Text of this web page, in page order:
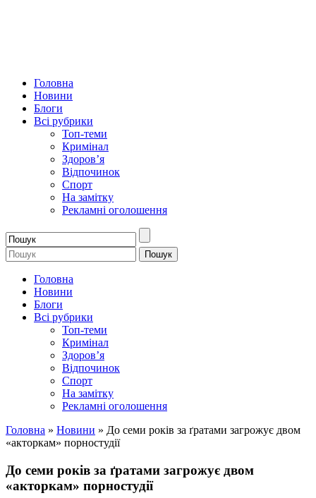
Головна
Новини
Блоги
Всі рубрики
Топ-теми
Кримінал
Здоров’я
Відпочинок
Спорт
На замітку
Рекламні оголошення
Головна
Новини
Блоги
Всі рубрики
Топ-теми
Кримінал
Здоров’я
Відпочинок
Спорт
На замітку
Рекламні оголошення
Головна » Новини » До семи років за ґратами загрожує двом
«акторкам» порностудії
До семи років за ґратами загрожує двом
«акторкам» порностудії